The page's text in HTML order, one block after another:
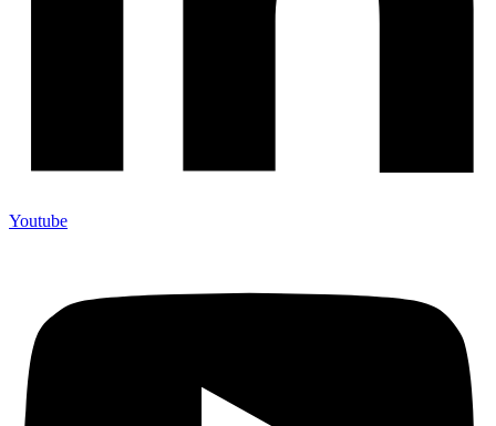
Youtube